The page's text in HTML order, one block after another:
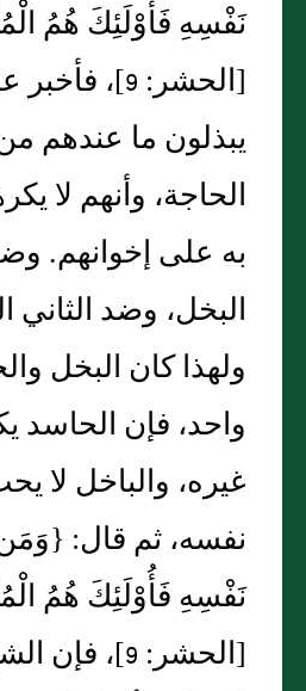
نَفْسِهِ فَأُوْلَئِكَ هُمُ
‏[‏الحشر‏:‏ 9‏]‏،
يبذلون ما عندهم
الحاجة، وأنهم لا
به على إخوانهم‏.‏
البخل، وضد
ولهذا كان البخل
واحد، فإن الحاسد
غيره، والباخل لا
نفسه، ثم قال‏:‏
نَفْسِهِ فَأُوْلَئِكَ هُمُ
‏[‏الحشر‏:‏ 9‏]‏،